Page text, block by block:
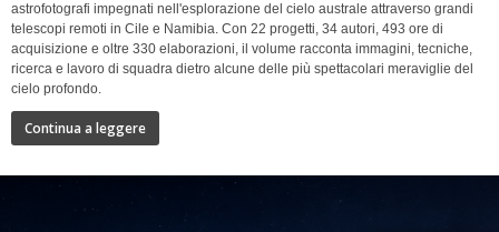
astrofotografi impegnati nell'esplorazione del cielo australe attraverso grandi
telescopi remoti in Cile e Namibia. Con 22 progetti, 34 autori, 493 ore di
acquisizione e oltre 330 elaborazioni, il volume racconta immagini, tecniche,
ricerca e lavoro di squadra dietro alcune delle più spettacolari meraviglie del
cielo profondo.
Continua a leggere